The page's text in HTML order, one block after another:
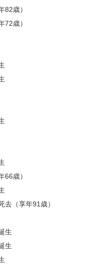
歳）
歳）
歳）
（享年91歳）
生
生